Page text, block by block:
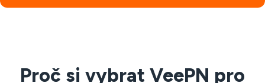
Proč si vybrat VeePN pro